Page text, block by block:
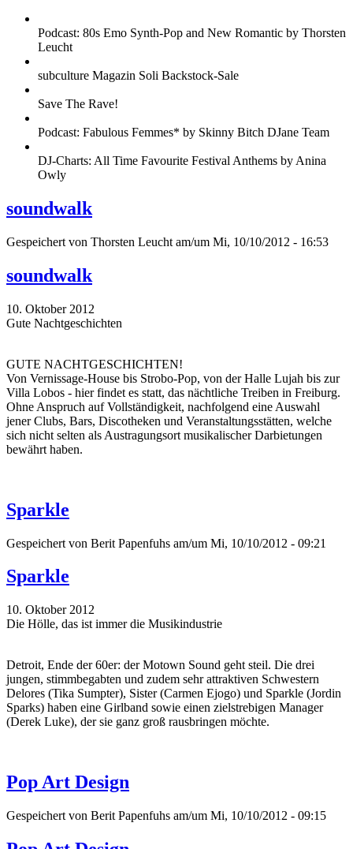
Podcast: 80s Emo Synth-Pop and New Romantic by Thorsten
Leucht
subculture Magazin Soli Backstock-Sale
Save The Rave!
Podcast: Fabulous Femmes* by Skinny Bitch DJane Team
DJ-Charts: All Time Favourite Festival Anthems by Anina
Owly
soundwalk
Gespeichert von Thorsten Leucht am/um Mi, 10/10/2012 - 16:53
soundwalk
10. Oktober 2012
Gute Nachtgeschichten
GUTE NACHTGESCHICHTEN!
Von Vernissage-House bis Strobo-Pop, von der Halle Lujah bis zur
Villa Lobos - hier findet es statt, das nächtliche Treiben in Freiburg.
Ohne Anspruch auf Vollständigkeit, nachfolgend eine Auswahl
jener Clubs, Bars, Discotheken und Veranstaltungsstätten, welche
sich nicht selten als Austragungsort musikalischer Darbietungen
bewährt haben.
Sparkle
Gespeichert von Berit Papenfuhs am/um Mi, 10/10/2012 - 09:21
Sparkle
10. Oktober 2012
Die Hölle, das ist immer die Musikindustrie
Detroit, Ende der 60er: der Motown Sound geht steil. Die drei
jungen, stimmbegabten und zudem sehr attraktiven Schwestern
Delores (Tika Sumpter), Sister (Carmen Ejogo) und Sparkle (Jordin
Sparks) haben eine Girlband sowie einen zielstrebigen Manager
(Derek Luke), der sie ganz groß rausbringen möchte.
Pop Art Design
Gespeichert von Berit Papenfuhs am/um Mi, 10/10/2012 - 09:15